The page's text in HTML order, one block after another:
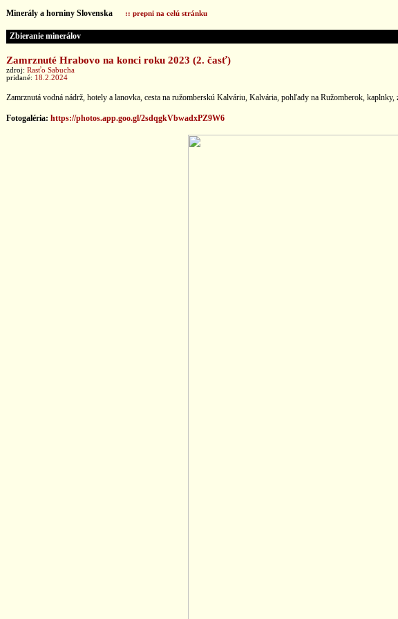
Minerály a horniny Slovenska :: prepni na celú stránku
Zbieranie minerálov
Zamrznuté Hrabovo na konci roku 2023 (2. časť)
zdroj: Rasťo Sabucha
pridané: 18.2.2024
Zamrznutá vodná nádrž, hotely a lanovka, cesta na ružomberskú Kalváriu, Kalvária, pohľady na Ružomberok, kaplnky,
Fotogaléria: https://photos.app.goo.gl/2sdqgkVbwadxPZ9W6